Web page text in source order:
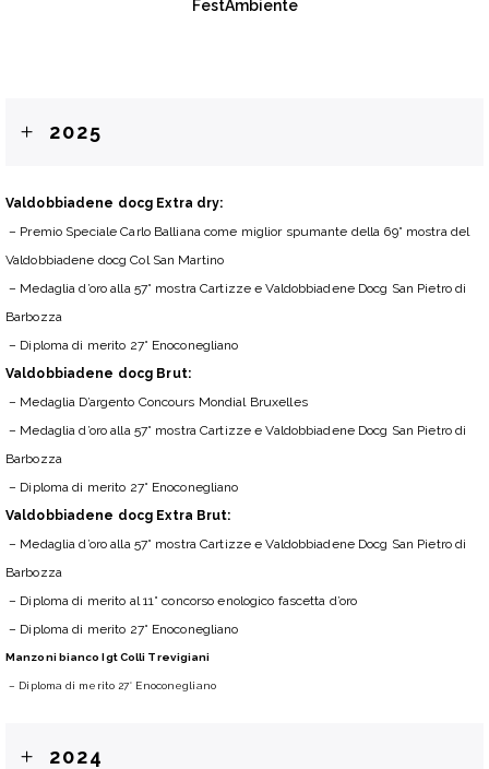
FestAmbiente
2025
Valdobbiadene docg Extra dry:
– Premio Speciale Carlo Balliana come miglior spumante della 69° mostra del
Valdobbiadene docg Col San Martino
– Medaglia d’oro alla 57° mostra Cartizze e Valdobbiadene Docg San Pietro di
Barbozza
– Diploma di merito 27° Enoconegliano
Valdobbiadene docg Brut:
– Medaglia D’argento Concours Mondial Bruxelles
– Medaglia d’oro alla 57° mostra Cartizze e Valdobbiadene Docg San Pietro di
Barbozza
– Diploma di merito 27° Enoconegliano
Valdobbiadene docg Extra Brut:
– Medaglia d’oro alla 57° mostra Cartizze e Valdobbiadene Docg San Pietro di
Barbozza
– Diploma di merito al 11° concorso enologico fascetta d’oro
– Diploma di merito 27° Enoconegliano
Manzoni bianco Igt Colli Trevigiani
– Diploma di merito 27° Enoconegliano
2024